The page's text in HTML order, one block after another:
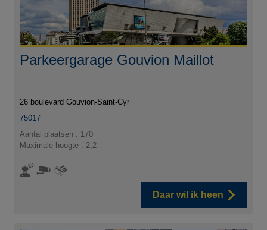
Parkeergarage Gouvion Maillot
26 boulevard Gouvion-Saint-Cyr
75017
Aantal plaatsen : 170
Maximale hoogte : 2,2
Daar wil ik heen